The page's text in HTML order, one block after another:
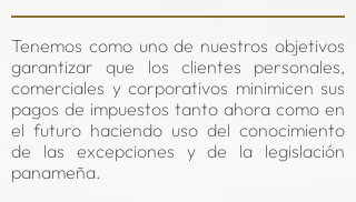
Tenemos como uno de nuestros objetivos
garantizar que los clientes personales,
comerciales y corporativos minimicen sus
pagos de impuestos tanto ahora como en
el futuro haciendo uso del conocimiento
de las excepciones y de la legislación
panameña.